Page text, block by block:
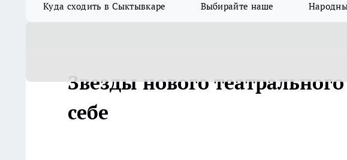
Куда сходить в Сыктывкаре Выбирайте наше
Звезды нового
себе